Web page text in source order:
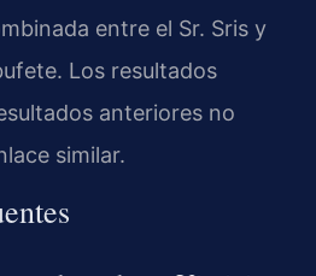
entre el Sr. Sris y
Los resultados
anteriores no
similar.